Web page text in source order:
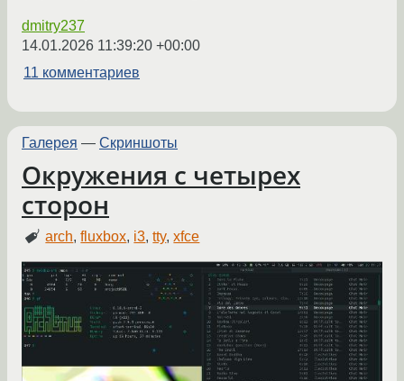
dmitry237
14.01.2026 11:39:20 +00:00
11 комментариев
Галерея — Скриншоты
Окружения с четырех
сторон
arch,fluxbox, i3,tty,xfce